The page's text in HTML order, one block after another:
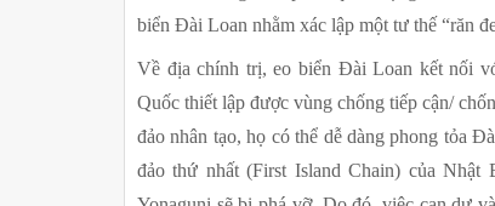
biển Đài Loan nhằm xác lập một tư thế “răn
Về địa chính trị, eo biển Đài Loan kết nối
Quốc thiết lập được vùng chống tiếp cận/
đảo nhân tạo, họ có thể dễ dàng phong tỏa
đảo thứ nhất (First Island Chain) của